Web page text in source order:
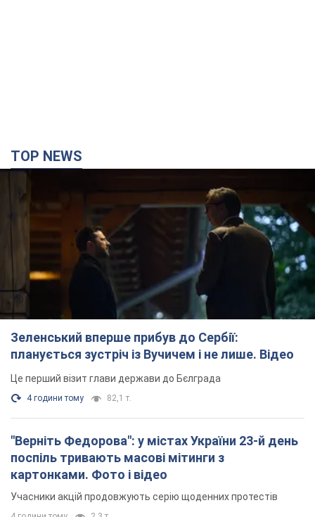
TOP NEWS
Зеленський вперше прибув до Сербії:
планується зустріч із Вучичем і не лише. Відео
Це перший візит глави держави до Бєлграда
4 години тому 82,1 т.
"Верніть Федорова": у містах України 23-й день
поспіль тривають масові мітинги з
картонками. Фото і відео
Учасники акцій продовжують серію щоденних протестів